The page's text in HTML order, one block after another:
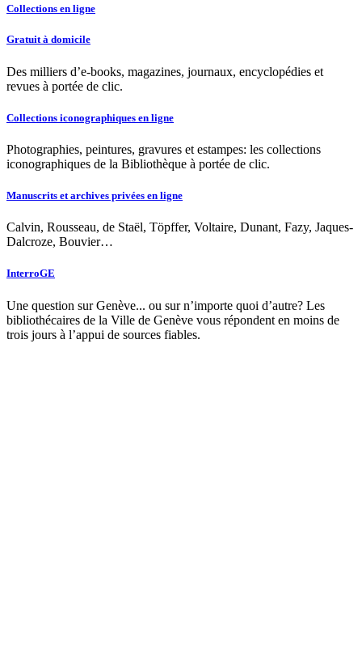
Collections en ligne
Gratuit à domicile
Des milliers d’e-books, magazines, journaux, encyclopédies et
revues à portée de clic.
Collections iconographiques en ligne
Photographies, peintures, gravures et estampes: les collections
iconographiques de la Bibliothèque à portée de clic.
Manuscrits et archives privées en ligne
Calvin, Rousseau, de Staël, Töpffer, Voltaire, Dunant, Fazy, Jaques-
Dalcroze, Bouvier…
InterroGE
Une question sur Genève... ou sur n’importe quoi d’autre? Les
bibliothécaires de la Ville de Genève vous répondent en moins de
trois jours à l’appui de sources fiables.